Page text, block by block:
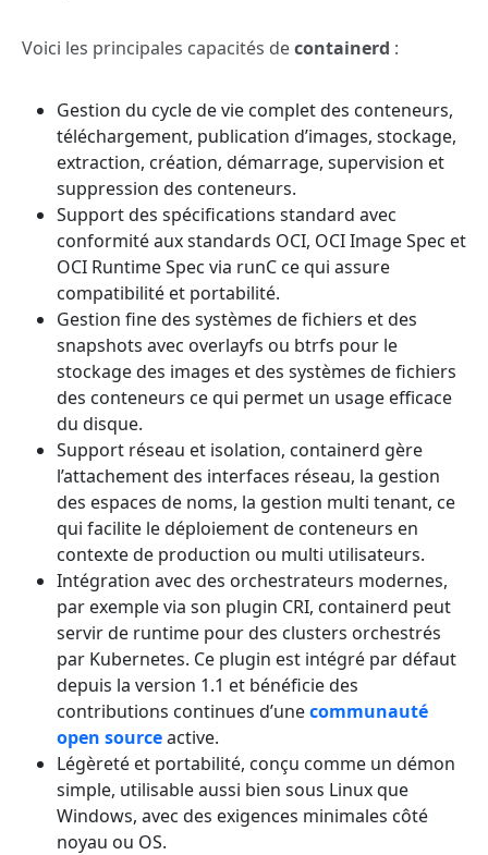
Voici les principales capacités decontainerd :
Gestion du cycle de vie complet des conteneurs,
téléchargement, publication d’images, stockage,
extraction, création, démarrage, supervision et
suppression des conteneurs.
Support des spécifications standard avec
conformité aux standards OCI, OCI Image Spec et
OCI Runtime Spec via runC ce qui assure
compatibilité et portabilité.
Gestion fine des systèmes de fichiers et des
snapshots avec overlayfs ou btrfs pour le
stockage des images et des systèmes de fichiers
des conteneurs ce qui permet un usage efficace
du disque.
Support réseau et isolation, containerd gère
l’attachement des interfaces réseau, la gestion
des espaces de noms, la gestion multi tenant, ce
qui facilite le déploiement de conteneurs en
contexte de production ou multi utilisateurs.
Intégration avec des orchestrateurs modernes,
par exemple via son plugin CRI, containerd peut
servir de runtime pour des clusters orchestrés
par Kubernetes. Ce plugin est intégré par défaut
depuis la version 1.1 et bénéficie des
contributions continues d’unecommunauté
open sourceactive.
Légèreté et portabilité, conçu comme un démon
simple, utilisable aussi bien sous Linux que
Windows, avec des exigences minimales côté
noyau ou OS.